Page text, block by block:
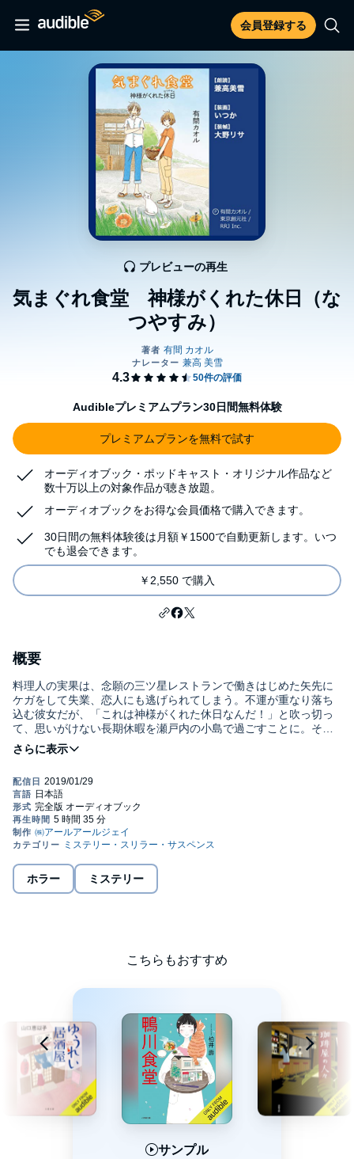
会員登録する
気まぐれ食堂 神様がくれた休日（な
つやすみ）
プレビューの再生
Audibleプレミアムプラン30日間無料体験
プレミアムプランを無料で試す
オーディオブック・ポッドキャスト・オリジナル作品など
数十万以上の対象作品が聴き放題。
オーディオブックをお得な会員価格で購入できます。
30日間の無料体験後は月額￥1500で自動更新します。いつ
でも退会できます。
￥2,550 で購入
概要
料理人の実果は、念願の三ツ星レストランで働きはじめた矢先に
ケガをして失業、恋人にも逃げられてしまう。不運が重なり落ち
込む彼女だが、「これは神様がくれた休日なんだ！」と吹っ切っ
て、思いがけない長期休暇を瀬戸内の小島で過ごすことに。そこ
で彼女が出合ったのは、気まぐれで営業しているという不思議な
食堂。食堂を通じて島の人々とふれあい、様々な経験をしていく
たりとした日々に癒される、休日のような小説。©℗有間カオル・
東京創元社・RRJ Inc.
ホラー ミステリー
こちらもおすすめ
サンプル